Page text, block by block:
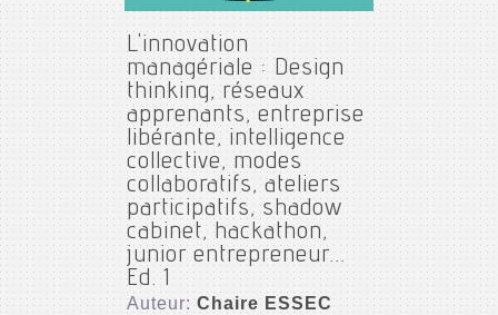
L'innovation
managériale : Design
thinking, réseaux
apprenants, entreprise
libérante, intelligence
collective, modes
collaboratifs, ateliers
participatifs, shadow
cabinet, hackathon,
junior entrepreneur...
Ed. 1
Auteur:Chaire ESSEC